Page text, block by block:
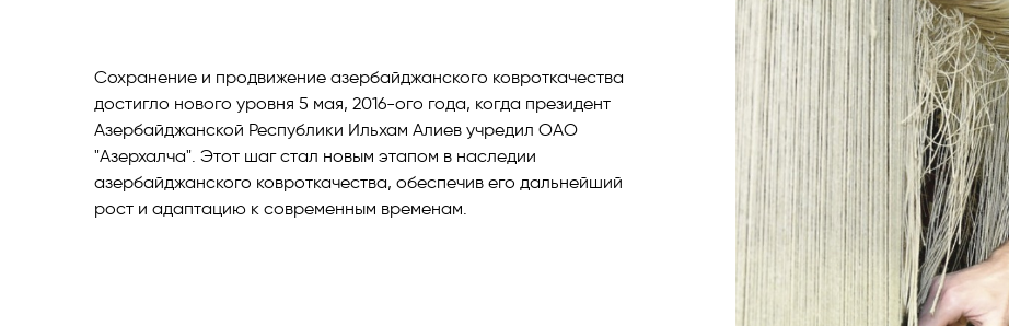
Сохранение и продвижение азербайджанского ковроткачества
достигло нового уровня 5 мая, 2016-ого года, когда президент
Азербайджанской Республики Ильхам Алиев учредил ОАО
"Азерхалча". Этот шаг стал новым этапом в наследии
азербайджанского ковроткачества, обеспечив его дальнейший
рост и адаптацию к современным временам.